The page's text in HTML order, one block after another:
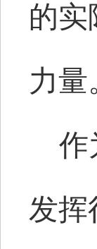
的
力量
作
发挥